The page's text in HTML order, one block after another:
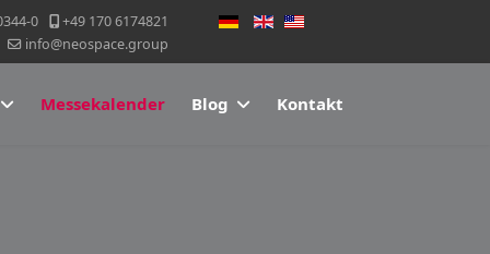
0
+49 170 6174821
info@neospace.group
Sprache auswählen
Messekalender Blog Kontakt